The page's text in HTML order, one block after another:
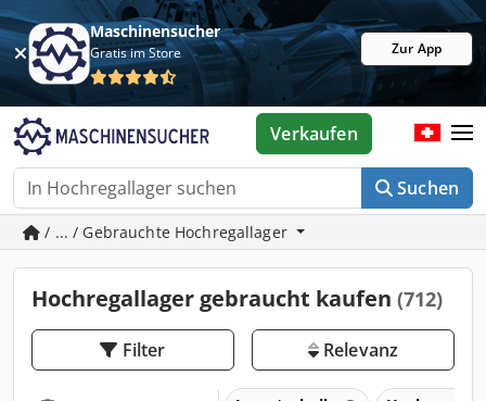
Maschinensucher
Gratis im Store Zur App
Suchen
Verkaufen
/ ... / Gebrauchte Hochregallager
Hochregallager gebraucht kaufen (712)
Filter Relevanz